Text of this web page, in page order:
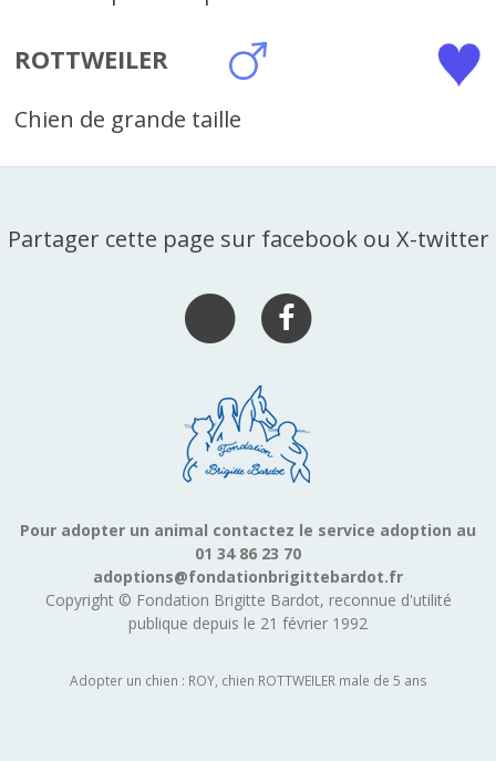
ROTTWEILER
Chien de grande taille
Partager cette page sur facebook ou X-twitter
Pour adopter un animal contactez le service adoption au
01 34 86 23 70
adoptions@fondationbrigittebardot.fr
Copyright © Fondation Brigitte Bardot, reconnue d'utilité
publique depuis le 21 février 1992
Adopter un chien : ROY, chien ROTTWEILER male de 5 ans